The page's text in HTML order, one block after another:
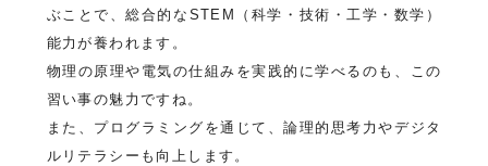
ぶことで、総合的なSTEM（科学・技術・工学・数学）
能力が養われます。
物理の原理や電気の仕組みを実践的に学べるのも、この
習い事の魅力ですね。
また、プログラミングを通じて、論理的思考力やデジタ
ルリテラシーも向上します。